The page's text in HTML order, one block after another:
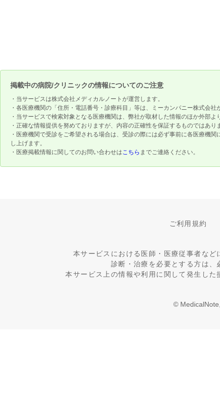
掲載中の病院/クリニックの情報についてのご注意
・当サービスは株式会社メディカルノートが運営します。
・各医療機関の「住所・電話番号・診療科目」等は、ミーカンパニー株式会
・当サービスで検索対象となる医療機関は、弊社が取材した情報のほか外部
・正確な情報提供を努めておりますが、内容の正確性を保証するものではあり
・医療機関で受診をご希望される場合は、受診の際には必ず事前に各医療機
し上げます。
・医療掲載情報に関してのお問い合わせはこちら までご連絡ください。
ご利用規約
本サービスにおける医師・医療従事者な
診断・治療を必要とする方は
本サービス上の情報や利用に関して発生し
©